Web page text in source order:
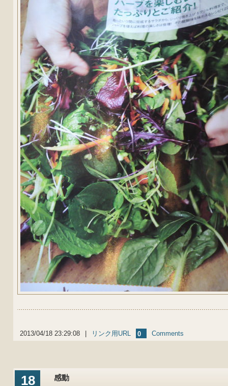
2013/04/18 23:29:08 リンク用URL 0 Comments
18 感動